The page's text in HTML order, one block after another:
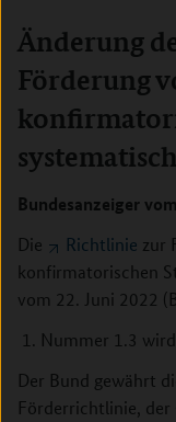
Änderung
Förderung
Bundesanzeiger
Die Richtlinie zur
konfirmatorischen
vom 22. Juni 2022
Nummer 1.3
Der Bund gewährt
Förderrichtlinie, der